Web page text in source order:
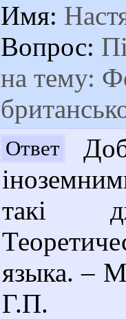
Имя:
Вопрос:
на тему:
Ответ
такі
языка. –
Г.П.